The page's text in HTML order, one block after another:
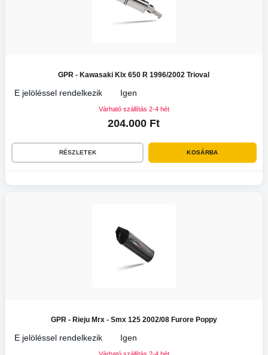
GPR - Kawasaki Klx 650 R 1996/2002 Trioval
E jelöléssel rendelkezik Igen
Várható szállítás 2-4 hét
204.000 Ft
RÉSZLETEK KOSÁRBA
GPR - Rieju Mrx - Smx 125 2002/08 Furore Poppy
E jelöléssel rendelkezik Igen